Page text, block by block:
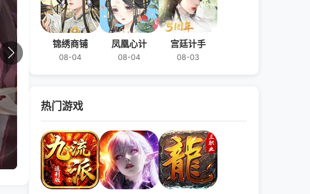
锦绣商铺
08-04
凤凰心计
08-04
宫廷计手
08-03
热门游戏